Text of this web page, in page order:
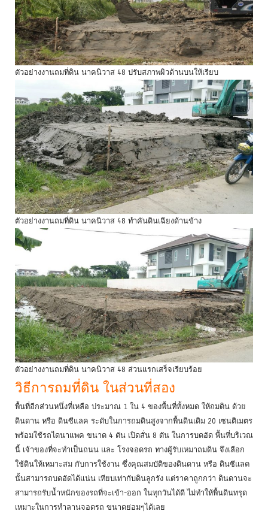
ตัวอย่างงานถมที่ดิน นาคนิวาส 48 ปรับสภาพผิวด้านบนให้เรียบ
ตัวอย่างงานถมที่ดิน นาคนิวาส 48 ทำคันดินเฉียงด้านข้าง
ตัวอย่างงานถมที่ดิน นาคนิวาส 48 ส่วนแรกเสร็จเรียบร้อย
วิธีการถมที่ดิน ในส่วนที่สอง
พื้นที่อีกส่วนหนึ่งที่เหลือ ประมาณ 1 ใน 4 ของพื้นที่ทั้งหมด ให้ถมดิน ด้วย
ดินดาน หรือ ดินซีแลค ระดับในการถมดินสูงจากพื้นดินเดิม 20 เซนติเมตร
พร้อมใช้รถไดนาแพค ขนาด 4 ตัน เปิดสั่น 8 ตัน ในการบดอัด พื้นที่บริเวณ
นี้ เจ้าของที่จะทำเป็นถนน และ โรงจอดรถ ทางผู้รับเหมาถมดิน จึงเลือก
ใช้ดินให้เหมาะสม กับการใช้งาน ซึ่งคุณสมบัติของดินดาน หรือ ดินซีแลค
นั้นสามารถบดอัดได้แน่น เทียบเท่ากับดินลูกรัง แต่ราคาถูกกว่า ดินดานจะ
สามารถรับน้ำหนักของรถที่จะเข้า-ออก ในทุกวันได้ดี ไม่ทำให้พื้นดินทรุด
เหมาะในการทำลานจอดรถ ขนาดย่อมๆได้เลย